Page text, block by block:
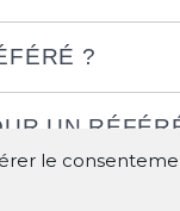
le
?
UN
RÉFÉRÉ ?